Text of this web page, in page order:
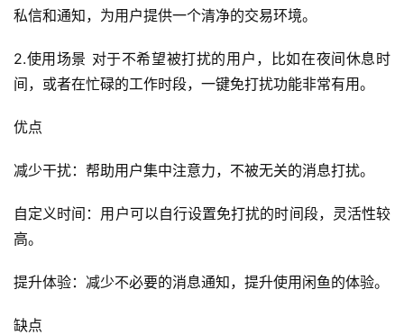
私信和通知，为用户提供一个清净的交易环境。
2.使用场景 对于不希望被打扰的用户，比如在夜间休息时
间，或者在忙碌的工作时段，一键免打扰功能非常有用。
优点
减少干扰：帮助用户集中注意力，不被无关的消息打扰。
自定义时间：用户可以自行设置免打扰的时间段，灵活性较
高。
提升体验：减少不必要的消息通知，提升使用闲鱼的体验。
缺点